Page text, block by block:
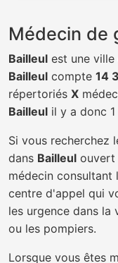
Médecin de
Bailleul est une
Bailleul compte 14
répertoriés X
Bailleul il y a donc
Si vous recherchez
dans Bailleul ouvert
médecin
centre d'appel qui
les urgence dans la
ou les pompiers.
Lorsque vous êtes